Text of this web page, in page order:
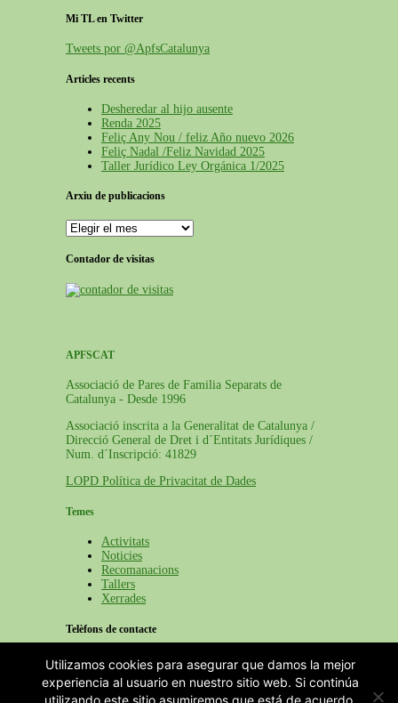
Mi TL en Twitter
Tweets por @ApfsCatalunya
Articles recents
Desheredar al hijo ausente
Renda 2025
Feliç Any Nou / feliz Año nuevo 2026
Feliç Nadal /Feliz Navidad 2025
Taller Jurídico Ley Orgánica 1/2025
Arxiu de publicacions
Arxiu
de
publicacions
Contador de visitas
APFSCAT
Associació de Pares de Familia Separats de
Catalunya - Desde 1996
Associació inscrita a la Generalitat de Catalunya /
Direcció General de Dret i d´Entitats Jurídiques /
Num. d´Inscripció: 41829
LOPD Política de Privacitat de Dades
Temes
Activitats
Noticies
Recomanacions
Tallers
Xerrades
Telèfons de contacte
Barcelona: 932 640 655
Tarragona: 689 411 324
Lleida i Girona: 689 411 324
Utilizamos cookies para asegurar que damos la mejor
experiencia al usuario en nuestro sitio web. Si continúa
utilizando este sitio asumiremos que está de acuerdo.